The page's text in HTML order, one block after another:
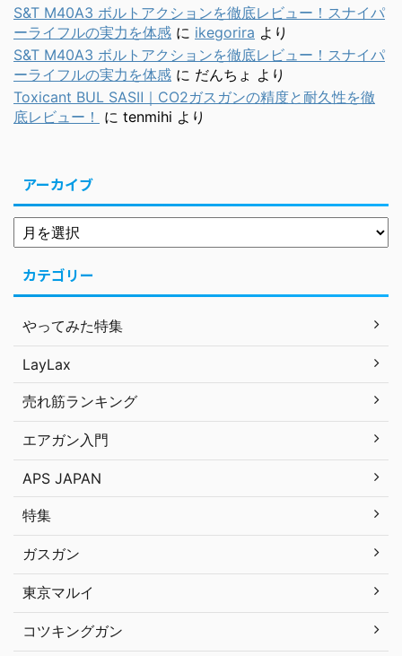
S&T M40A3 ボルトアクションを徹底レビュー！スナイパ
ーライフルの実力を体感 に ikegorira より
S&T M40A3 ボルトアクションを徹底レビュー！スナイパ
ーライフルの実力を体感 に だんちょ より
Toxicant BUL SASⅡ｜CO2ガスガンの精度と耐久性を徹
底レビュー！
に tenmihi より
アーカイブ
カテゴリー
やってみた特集
LayLax
売れ筋ランキング
エアガン入門
APS JAPAN
特集
ガスガン
東京マルイ
コツキングガン